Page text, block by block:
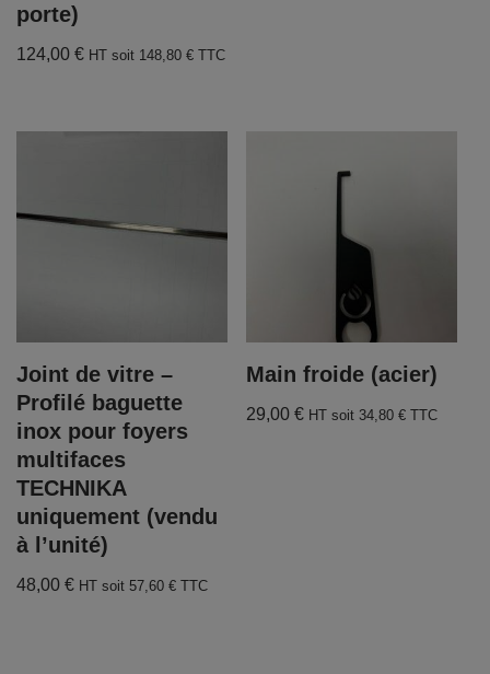
porte)
124,00 € HT soit 148,80 € TTC
Joint de vitre –
Profilé baguette
inox pour foyers
multifaces
TECHNIKA
uniquement (vendu
à l’unité)
48,00 € HT soit 57,60 € TTC
Main froide (acier)
29,00 € HT soit 34,80 €TTC